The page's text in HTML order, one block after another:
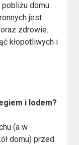
domu.
jest
zdrowie.
kłopotliwych i
i lodem?
(a w
domu) przed